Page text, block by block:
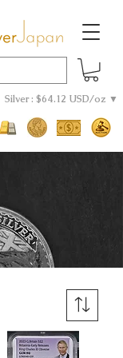
Silver : $64.12 USD/oz ▼